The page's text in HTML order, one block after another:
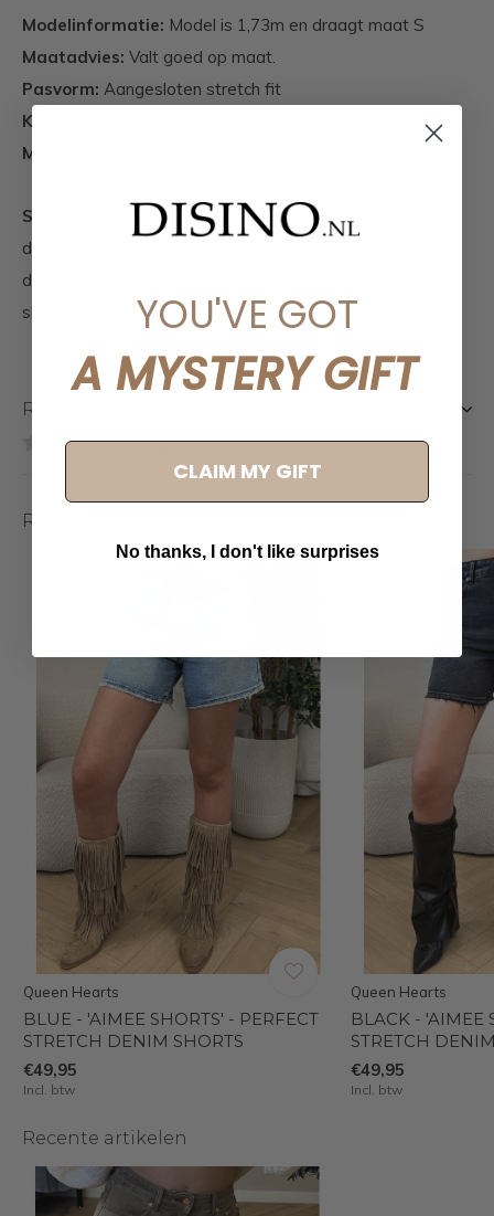
Modelinformatie: Model is 1,73m en draagt maat S
Maatadvies: Valt goed op maat.
Pasvorm: Aangesloten stretch fit
Kleur:
Materiaal:
SEO-zoektermen:brown denim shorts dames, stretch
denim short dames, brown shorts dames, festival short
dames, denim short bruin, dames shorts stretch, DISINO
shorts dames
Reviews
0/ 5
Related articles
Queen Hearts
BLUE - 'AIMEE SHORTS' - PERFECT
STRETCH DENIM SHORTS
€49,95
Incl. btw
Queen Hearts
BLACK - 'AIMEE
STRETCH
€49,95
Incl. btw
Recente artikelen
YOU'VE GOT
A MYSTERY GIFT
CLAIM MY GIFT
No thanks, I don't like surprises